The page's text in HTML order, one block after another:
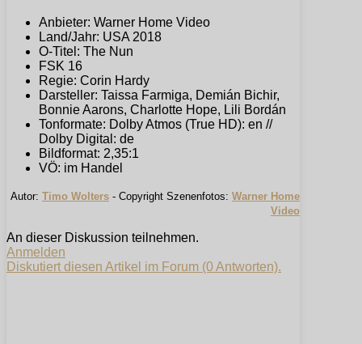
Anbieter: Warner Home Video
Land/Jahr: USA 2018
O-Titel: The Nun
FSK 16
Regie: Corin Hardy
Darsteller: Taissa Farmiga, Demián Bichir,
Bonnie Aarons, Charlotte Hope, Lili Bordán
Tonformate: Dolby Atmos (True HD): en //
Dolby Digital: de
Bildformat: 2,35:1
VÖ: im Handel
Autor: Timo Wolters- Copyright Szenenfotos: Warner Home
Video
An dieser Diskussion teilnehmen.
Anmelden
Diskutiert diesen Artikel im Forum (0 Antworten).